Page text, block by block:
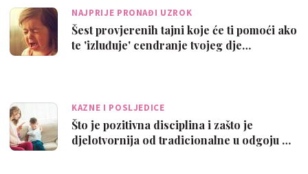
NAJPRIJE PRONAĐI UZROK
Šest provjerenih tajni koje će ti pomoći ako
te 'izluđuje' cendranje tvojeg dje…
KAZNE I POSLJEDICE
Što je pozitivna disciplina i zašto je
djelotvornija od tradicionalne u odgoju …